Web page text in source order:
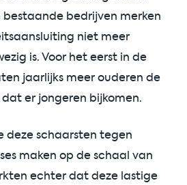
bestaande bedrijven merken
niet meer
is. Voor het eerst in de
jaarlijks meer ouderen de
er jongeren bijkomen.
deze schaarsten tegen
maken op de schaal van
echter dat deze lastige